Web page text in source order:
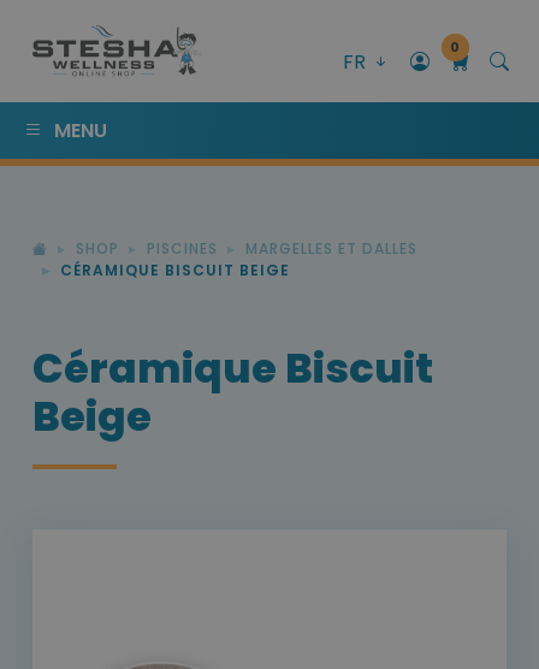
FR
0
MENU
SHOP PISCINES
MARGELLES ET DALLES
CÉRAMIQUE BISCUIT BEIGE
Céramique Biscuit
Beige